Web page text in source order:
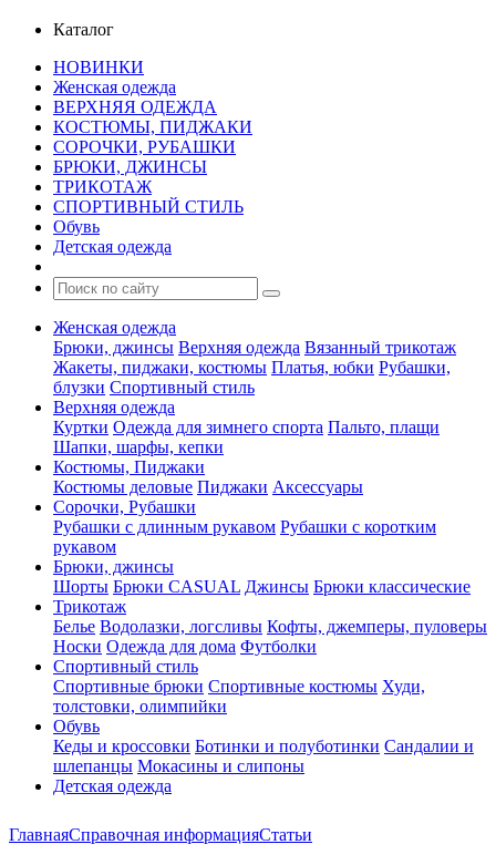
Каталог
НОВИНКИ
Женская одежда
ВЕРХНЯЯ ОДЕЖДА
КОСТЮМЫ, ПИДЖАКИ
СОРОЧКИ, РУБАШКИ
БРЮКИ, ДЖИНСЫ
ТРИКОТАЖ
СПОРТИВНЫЙ СТИЛЬ
Обувь
Детская одежда
Женская одежда
Брюки, джинсы Верхняя одежда Вязанный трикотаж
Жакеты, пиджаки, костюмы Платья, юбки Рубашки,
блузки Спортивный стиль
Верхняя одежда
Куртки Одежда для зимнего спорта Пальто, плащи
Шапки, шарфы, кепки
Костюмы, Пиджаки
Костюмы деловые Пиджаки Аксессуары
Сорочки, Рубашки
Рубашки с длинным рукавом Рубашки с коротким
рукавом
Брюки, джинсы
Шорты Брюки CASUAL Джинсы Брюки классические
Трикотаж
Белье Водолазки, логсливы Кофты, джемперы, пуловеры
Носки Одежда для дома Футболки
Спортивный стиль
Спортивные брюки Спортивные костюмы Худи,
толстовки, олимпийки
Обувь
Кеды и кроссовки Ботинки и полуботинки Сандалии и
шлепанцы Мокасины и слипоны
Детская одежда
ГлавнаяСправочная информацияСтатьи